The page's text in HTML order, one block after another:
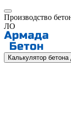
Производство
ЛО